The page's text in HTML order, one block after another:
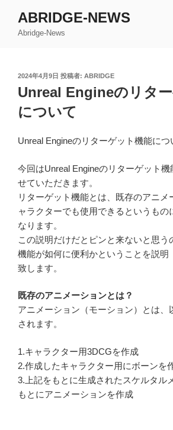
ABRIDGE-NEWS
Abridge-News
投
稿
日:
2024年4月9日 投稿者: ABRIDGE
Unreal Engineのリタ
について
Unreal Engineのリターゲット機能につ
今回はUnreal Engineのリターゲット機
せていただきます。
リターゲット機能とは、既存のアニメ
ャラクターでも使用できるというもの
なります。
この説明だけだとピンと来ないと思う
機能が如何に便利かということを説明
致します。
既存のアニメーションとは？
アニメーション（モーション）とは、
されます。
1.キャラクター用3DCGを作成
2.作成したキャラクター用にボーンを
3.上記をもとに生成されたスケルタル
もとにアニメーションを作成